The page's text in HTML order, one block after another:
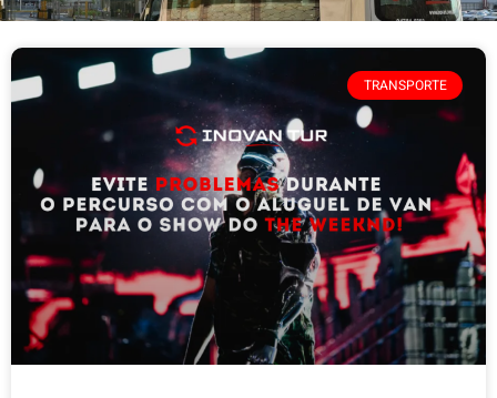
TRANSPORTE